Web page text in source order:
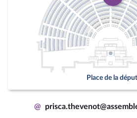
Place de la
@